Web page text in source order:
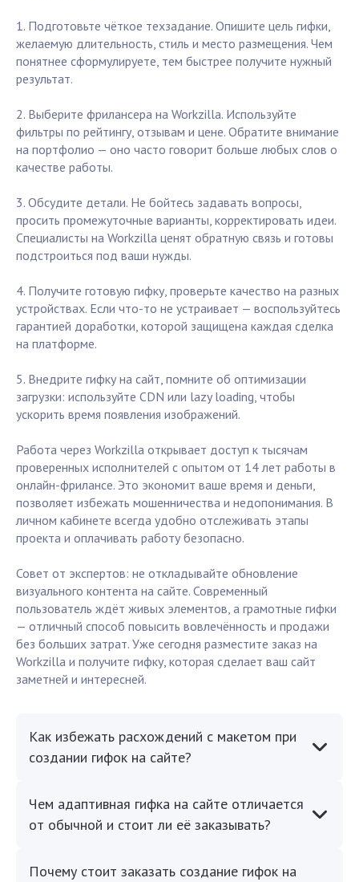
1. Подготовьте чёткое техзадание. Опишите цель гифки,
желаемую длительность, стиль и место размещения. Чем
понятнее сформулируете, тем быстрее получите нужный
результат.
2. Выберите фрилансера на Workzilla. Используйте
фильтры по рейтингу, отзывам и цене. Обратите внимание
на портфолио — оно часто говорит больше любых слов о
качестве работы.
3. Обсудите детали. Не бойтесь задавать вопросы,
просить промежуточные варианты, корректировать идеи.
Специалисты на Workzilla ценят обратную связь и готовы
подстроиться под ваши нужды.
4. Получите готовую гифку, проверьте качество на разных
устройствах. Если что-то не устраивает — воспользуйтесь
гарантией доработки, которой защищена каждая сделка
на платформе.
5. Внедрите гифку на сайт, помните об оптимизации
загрузки: используйте CDN или lazy loading, чтобы
ускорить время появления изображений.
Работа через Workzilla открывает доступ к тысячам
проверенных исполнителей с опытом от 14 лет работы в
онлайн-фрилансе. Это экономит ваше время и деньги,
позволяет избежать мошенничества и недопонимания. В
личном кабинете всегда удобно отслеживать этапы
проекта и оплачивать работу безопасно.
Совет от экспертов: не откладывайте обновление
визуального контента на сайте. Современный
пользователь ждёт живых элементов, а грамотные гифки
— отличный способ повысить вовлечённость и продажи
без больших затрат. Уже сегодня разместите заказ на
Workzilla и получите гифку, которая сделает ваш сайт
заметней и интересней.
Как избежать расхождений с макетом при
создании гифок на сайте?
Чем адаптивная гифка на сайте отличается
от обычной и стоит ли её заказывать?
Почему стоит заказать создание гифок на